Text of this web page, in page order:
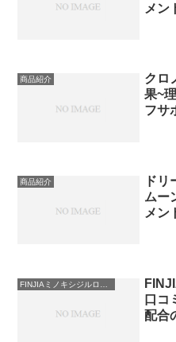
メン
商品紹介
クロ
果~
フサ
商品紹介
ド
ムー
メン
口コ
配合